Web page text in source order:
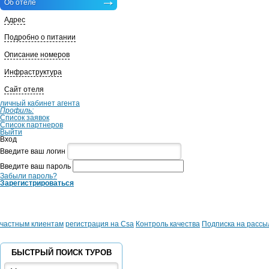
Об отеле
Адрес
Подробно о питании
Описание номеров
Инфраструктура
Сайт отеля
личный кабинет агента
Профиль:
Список заявок
Список партнеров
Выйти
Вход
Введите ваш логин
Введите ваш пароль
Забыли пароль?
Зарегистрироваться
частным клиентам регистрация на Csa Контроль качества Подписка на
БЫСТРЫЙ ПОИСК ТУРОВ